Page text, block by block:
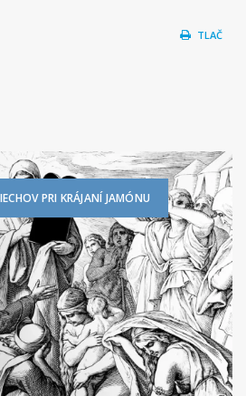
TLAČ
PRI KRÁJANÍ JAMÓNU